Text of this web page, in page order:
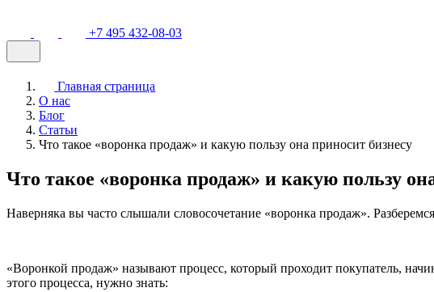
+7 495 432-08-03
Главная страница
О нас
Блог
Статьи
Что такое «воронка продаж» и какую пользу она приносит бизнесу
Что такое «воронка продаж» и какую пользу
Наверняка вы часто слышали словосочетание «воронка продаж».
«Воронкой продаж» называют процесс, который проходит покупатель,
этого процесса, нужно знать: